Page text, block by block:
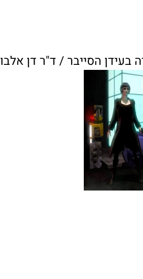
בעידן הסייבר / ד"ר דן אלבו